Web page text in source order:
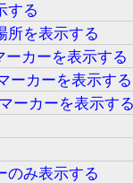
する
所を表示する
ーカーを表示する
ーカーを表示する
ーカーを表示す
のみ表示する